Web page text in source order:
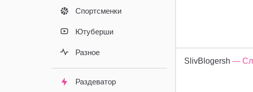
Спортсменки
Ютуберши
Разное
Раздеватор
SlivBlogersh —